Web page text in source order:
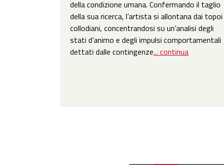
della condizione umana. Confermando il taglio
della sua ricerca, l’artista si allontana dai topoi
collodiani, concentrandosi su un’analisi degli
stati d’animo e degli impulsi comportamentali
dettati dalle contingenze... continua